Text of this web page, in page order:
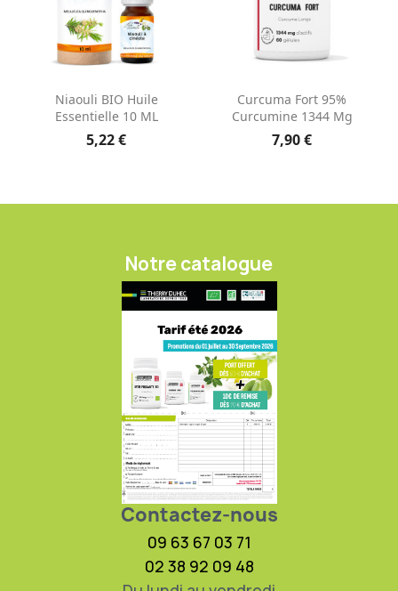
Niaouli BIO Huile
Essentielle 10 ML
5,22 €
Curcuma Fort 95%
Curcumine 1344 Mg
7,90 €
Notre catalogue
Contactez-nous
09 63 67 03 71
02 38 92 09 48